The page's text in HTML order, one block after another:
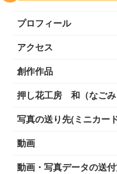
プロフィール
アクセス
創作作品
押し花工房 和（なごみ
写真の送り先(ミニカード
動画
動画・写真データの送